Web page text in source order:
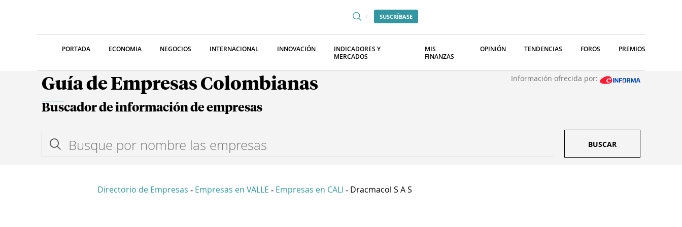
SUSCRÍBASE
PORTADA ECONOMIA NEGOCIOS INTERNACIONAL INNOVACIÓN
INDICADORES Y
MERCADOS
MIS
FINANZAS
OPINIÓN TENDENCIAS FOROS PREMIOS
Guía de Empresas Colombianas Información ofrecida por:
Buscador de información de empresas
BUSCAR
Directorio de Empresas - Empresas en VALLE - Empresas en CALI - Dracmacol S A S